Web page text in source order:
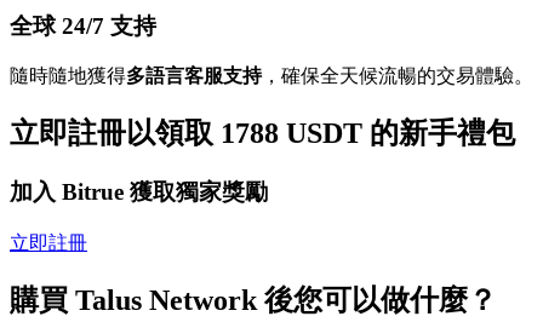
全球 24/7 支持
隨時隨地獲得多語言客服支持，確保全天候流暢的交易體驗。
立即註冊以領取 1788 USDT 的新手禮包
加入 Bitrue 獲取獨家獎勵
立即註冊
購買 Talus Network 後您可以做什麼？